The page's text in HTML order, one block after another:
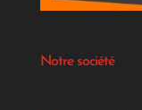
Notre société